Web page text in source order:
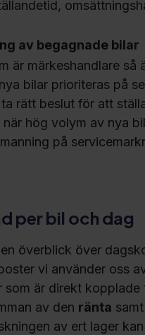
av begagnade bilar
är märkeshandlare
bilar prioriteras på
rätt beslut för att
när hög volym av nya
på
per bil och dag
överblick över
vi använder oss
som är direkt
av den ränta
av ert lager